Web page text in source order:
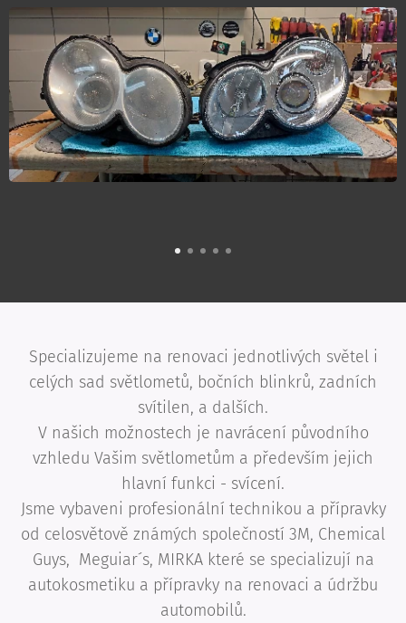
Specializujeme na renovaci jednotlivých světel i
celých sad světlometů, bočních blinkrů, zadních
svítilen, a dalších.
V našich možnostech je navrácení původního
vzhledu Vašim světlometům a především jejich
hlavní funkci - svícení.
Jsme vybaveni profesionální technikou a přípravky
od celosvětově známých společností 3M, Chemical
Guys, Meguiar´s, MIRKA které se specializují na
autokosmetiku a přípravky na renovaci a údržbu
automobilů.